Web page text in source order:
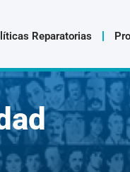
Reparatorias